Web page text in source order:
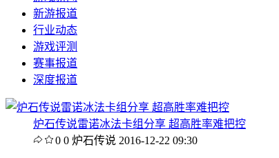
新游报道
行业动态
游戏评测
赛事报道
深度报道
炉石传说雷诺冰法卡组分享 超高胜率难把控
0 0 炉石传说 2016-12-22 09:30